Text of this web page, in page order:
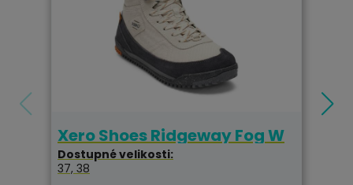
Xero Shoes Ridgeway Fog W
Dostupné velikosti:
37, 38